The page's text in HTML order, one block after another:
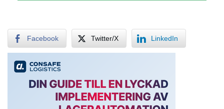
Facebook Twitter/X LinkedIn